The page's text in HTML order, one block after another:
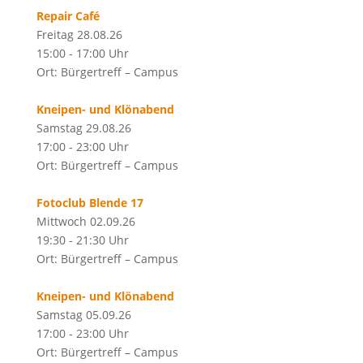
Repair Café
Freitag 28.08.26
15:00 - 17:00 Uhr
Ort: Bürgertreff – Campus
Kneipen- und Klönabend
Samstag 29.08.26
17:00 - 23:00 Uhr
Ort: Bürgertreff – Campus
Fotoclub Blende 17
Mittwoch 02.09.26
19:30 - 21:30 Uhr
Ort: Bürgertreff – Campus
Kneipen- und Klönabend
Samstag 05.09.26
17:00 - 23:00 Uhr
Ort: Bürgertreff – Campus